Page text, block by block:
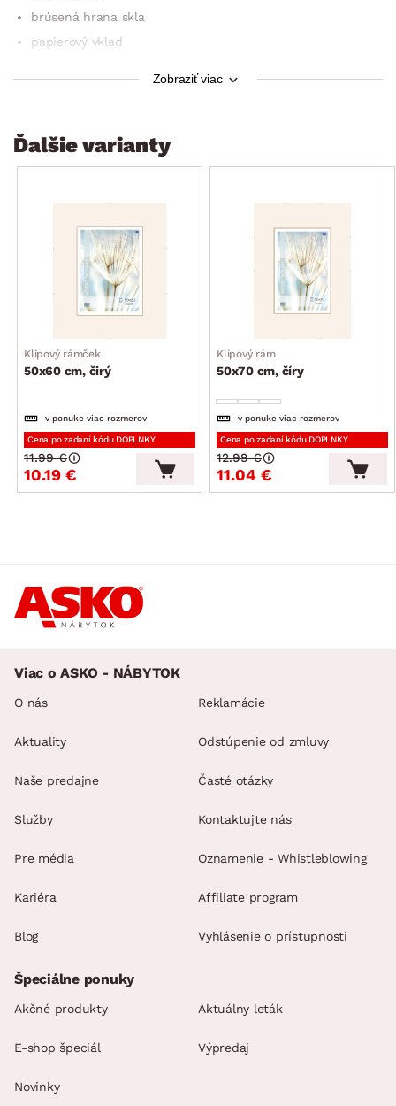
brúsená hrana skla
papierový vklad
Zobraziť viac
Ďalšie varianty
Klipový rámček
50x60 cm, čirý
v ponuke viac rozmerov
Cena po zadaní kódu DOPLNKY
10.19 €
11.99 €
Klipový rám
50x70 cm, číry
v ponuke viac rozmerov
Cena po zadaní kódu DOPLNKY
11.04 €
12.99 €
Viac o ASKO - NÁBYTOK
O nás
Aktuality
Naše predajne
Služby
Pre média
Kariéra
Blog
Reklamácie
Odstúpenie od zmluvy
Časté otázky
Kontaktujte nás
Oznamenie - Whistleblowing
Affiliate program
Vyhlásenie o prístupnosti
Špeciálne ponuky
Akčné produkty Aktuálny leták
E-shop špeciál Výpredaj
Novinky